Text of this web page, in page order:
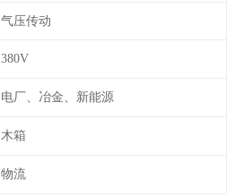
气压传动
380V
电厂、冶金、新能源
木箱
物流